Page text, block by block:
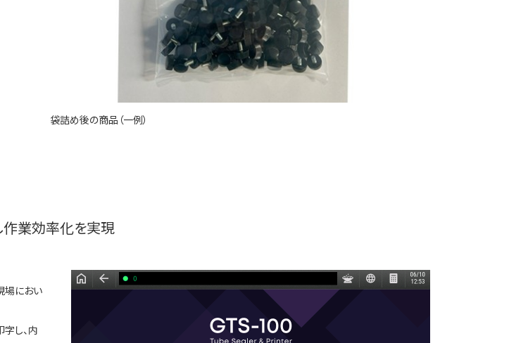
袋詰め後の商品（一例）
作業効率化を実現
場におい
し、内